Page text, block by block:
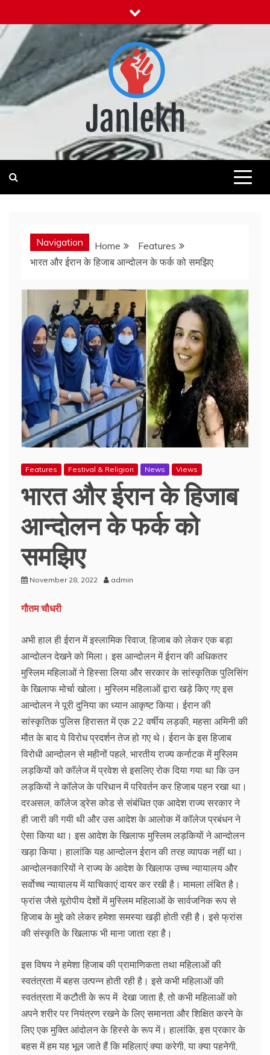
to
content
News for Public
Navigation Home
Features
भारत और ईरान के हिजाब आन्दोलन के फर्क को समझिए
Features Festival & Religion News Views
भारत और ईरान के हिजाब
आन्दोलन के फर्क को
समझिए
November 28, 2022 admin
गौतम चौधरी
अभी हाल ही ईरान में इस्लामिक रिवाज, हिजाब को लेकर एक बड़ा
आन्दोलन देखने को मिला। इस आन्दोलन में ईरान की अधिकतर
मुस्लिम महिलाओं ने हिस्सा लिया और सरकार के सांस्कृतिक पुलिसिंग
के खिलाफ मोर्चा खोला। मुस्लिम महिलाओं द्वारा खड़े किए गए इस
आन्दोलन ने पूरी दुनिया का ध्यान आकृष्ट किया। ईरान की
सांस्कृतिक पुलिस हिरासत में एक 22 वर्षीय लड़की, महसा अमिनी की
मौत के बाद ये विरोध प्रदर्शन तेज हो गए थे। ईरान के इस हिजाब
विरोधी आन्दोलन से महीनों पहले, भारतीय राज्य कर्नाटक में मुस्लिम
लड़कियों को काॅलेज में प्रवेश से इसलिए रोक दिया गया था कि उन
लड़कियों ने काॅलेज के परिधान में परिवर्तन कर हिजाब पहन रखा था।
दरअसल, काॅलेज ड्रेस कोड से संबंधित एक आदेश राज्य सरकार ने
ही जारी की गयी थी और उस आदेश के आलोक में काॅलेज प्रबंधन ने
ऐसा किया था। इस आदेश के खिलाफ मुस्लिम लड़कियों ने आन्दोलन
खड़ा किया। हालांकि यह आन्दोलन ईरान की तरह व्यापक नहीं था।
आन्दोलनकारियों ने राज्य के आदेश के खिलाफ उच्च न्यायालय और
सर्वोच्च न्यायालय में याचिकाएं दायर कर रखी है। मामला लंबित है।
फ्रांस जैसे यूरोपीय देशों में मुस्लिम महिलाओं के सार्वजनिक रूप से
हिजाब के मुद्दे को लेकर हमेशा समस्या खड़ी होती रही है। इसे फ्रांस
की संस्कृति के खिलाफ भी माना जाता रहा है।
इस विषय ने हमेशा हिजाब की प्रामाणिकता तथा महिलाओं की
स्वतंत्रता में बहस उत्पन्न होती रही है। इसे कभी महिलाओं की
स्वतंत्रता में कटौती के रूप में देखा जाता है, तो कभी महिलाओं को
अपने शरीर पर नियंत्रण रखने के लिए समानता और शिक्षित करने के
लिए एक मुक्ति आंदोलन के हिस्से के रूप में। हालांकि, इस प्रकार के
बहस में हम यह भूल जाते हैं कि महिलाएं क्या करेगी, या क्या पहनेगी,